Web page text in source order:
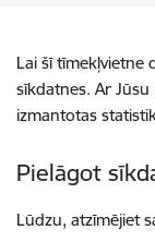
Lai šī tīmekļvietne
sīkdatnes. Ar
izmantotas
Pielāgot
Lūdzu, atzīmējiet